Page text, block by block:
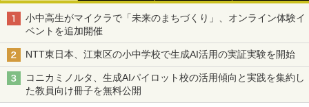
小中高生がマイクラで「未来のまちづくり」、オンライン体験イ
ベントを追加開催
NTT東日本、江東区の小中学校で生成AI活用の実証実験を開始
コニカミノルタ、生成AIパイロット校の活用傾向と実践を集約し
た教員向け冊子を無料公開